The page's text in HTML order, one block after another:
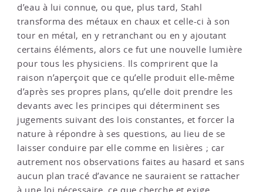
d’eau à lui connue, ou que, plus tard, Stahl
transforma des métaux en chaux et celle-ci à son
tour en métal, en y retranchant ou en y ajoutant
certains éléments, alors ce fut une nouvelle lumière
pour tous les physiciens. Ils comprirent que la
raison n’aperçoit que ce qu’elle produit elle-même
d’après ses propres plans, qu’elle doit prendre les
devants avec les principes qui déterminent ses
jugements suivant des lois constantes, et forcer la
nature à répondre à ses questions, au lieu de se
laisser conduire par elle comme en lisières ; car
autrement nos observations faites au hasard et sans
aucun plan tracé d’avance ne sauraient se rattacher